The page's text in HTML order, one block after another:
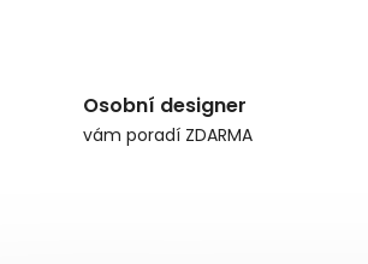
Osobní designer
vám poradí ZDARMA